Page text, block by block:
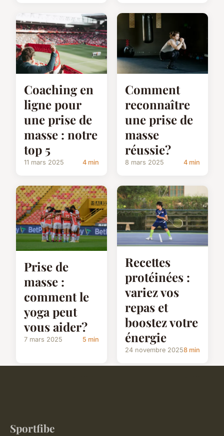
Coaching en
ligne pour
une prise de
masse : notre
top 5
11 mars 2025 4 min
Comment
reconnaître
une prise de
masse
réussie?
8 mars 2025 4 min
Prise de
masse :
comment le
yoga peut
vous aider?
7 mars 2025 5 min
Recettes
protéinées :
variez vos
repas et
boostez votre
énergie
24 novembre 20258 min
Sportfibe